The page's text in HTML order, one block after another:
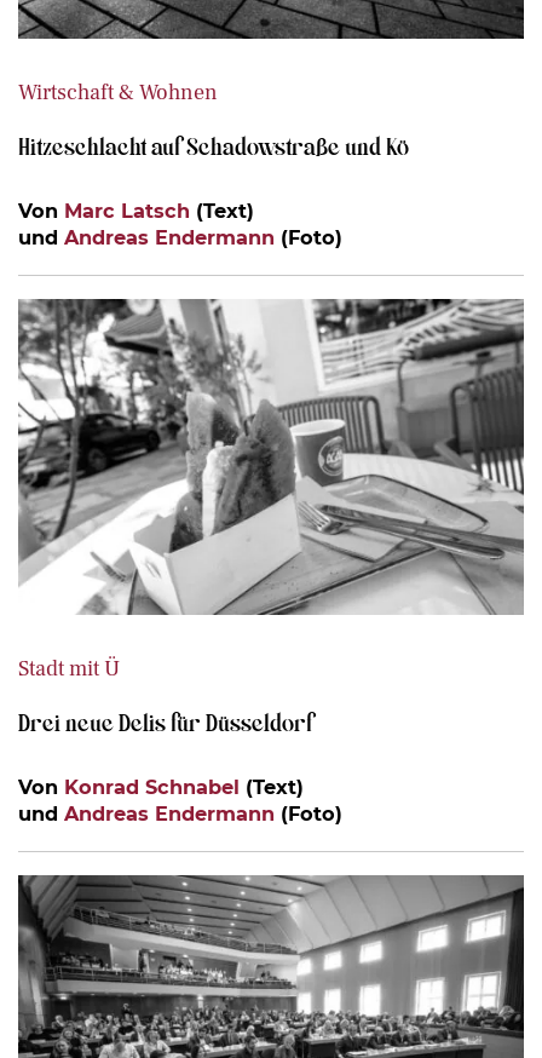
Wirtschaft & Wohnen
Hitzeschlacht auf Schadowstraße und Kö
Von Marc Latsch (Text)
und Andreas Endermann (Foto)
Stadt mit Ü
Drei neue Delis für Düsseldorf
Von Konrad Schnabel (Text)
und Andreas Endermann (Foto)